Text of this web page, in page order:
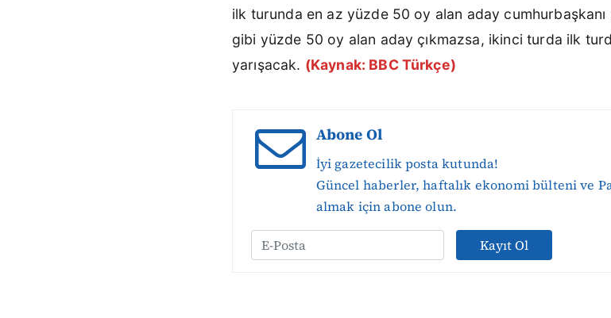
ilk turunda en az yüzde 50 oy alan aday cumhurbaşkanı
gibi yüzde 50 oy alan aday çıkmazsa, ikinci turda ilk
yarışacak. (Kaynak: BBC Türkçe)
Abone Ol
İyi gazetecilik posta kutunda!
Güncel haberler, haftalık ekonomi bülteni ve
almak için abone olun.
Kayıt Ol